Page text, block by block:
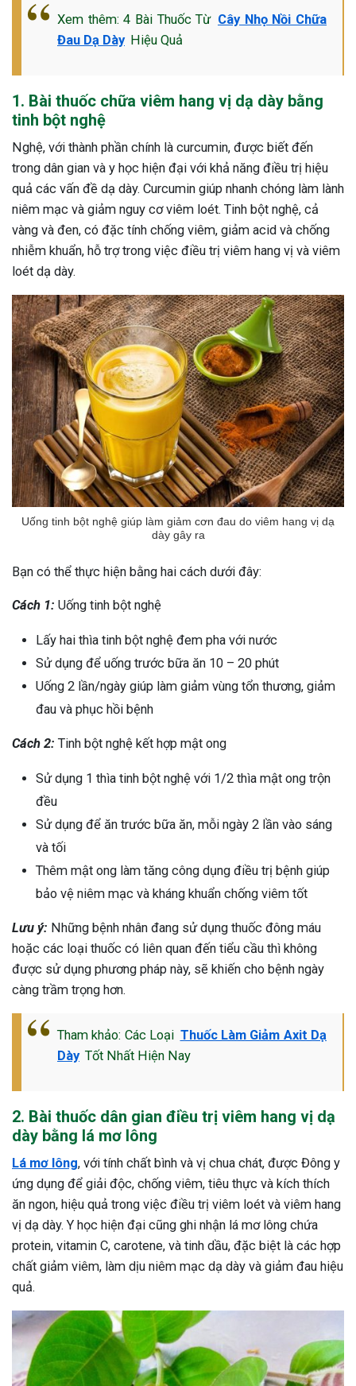
của chị em trở nên khô...
Xem thêm: 4 Bài Thuốc Từ Cây Nhọ Nồi Chữa
Đau Dạ Dày Hiệu Quả
1. Bài thuốc chữa viêm hang vị dạ dày bằng
tinh bột nghệ
Nghệ, với thành phần chính là curcumin, được biết đến
trong dân gian và y học hiện đại với khả năng điều trị hiệu
quả các vấn đề dạ dày. Curcumin giúp nhanh chóng làm lành
niêm mạc và giảm nguy cơ viêm loét. Tinh bột nghệ, cả
vàng và đen, có đặc tính chống viêm, giảm acid và chống
nhiễm khuẩn, hỗ trợ trong việc điều trị viêm hang vị và viêm
loét dạ dày.
Uống tinh bột nghệ giúp làm giảm cơn đau do viêm hang vị dạ
dày gây ra
Bạn có thể thực hiện bằng hai cách dưới đây:
Cách 1: Uống tinh bột nghệ
Lấy hai thìa tinh bột nghệ đem pha với nước
Sử dụng để uống trước bữa ăn 10 – 20 phút
Uống 2 lần/ngày giúp làm giảm vùng tổn thương, giảm
đau và phục hồi bệnh
Cách 2: Tinh bột nghệ kết hợp mật ong
Sử dụng 1 thìa tinh bột nghệ với 1/2 thìa mật ong trộn
đều
Sử dụng để ăn trước bữa ăn, mỗi ngày 2 lần vào sáng
và tối
Thêm mật ong làm tăng công dụng điều trị bệnh giúp
bảo vệ niêm mạc và kháng khuẩn chống viêm tốt
Lưu ý: Những bệnh nhân đang sử dụng thuốc đông máu
hoặc các loại thuốc có liên quan đến tiểu cầu thì không
được sử dụng phương pháp này, sẽ khiến cho bệnh ngày
càng trầm trọng hơn.
Tham khảo: Các Loại Thuốc Làm Giảm Axit Dạ
Dày Tốt Nhất Hiện Nay
2. Bài thuốc dân gian điều trị viêm hang vị dạ
dày bằng lá mơ lông
Lá mơ lông, với tính chất bình và vị chua chát, được Đông y
ứng dụng để giải độc, chống viêm, tiêu thực và kích thích
ăn ngon, hiệu quả trong việc điều trị viêm loét và viêm hang
vị dạ dày. Y học hiện đại cũng ghi nhận lá mơ lông chứa
protein, vitamin C, carotene, và tinh dầu, đặc biệt là các hợp
chất giảm viêm, làm dịu niêm mạc dạ dày và giảm đau hiệu
quả.